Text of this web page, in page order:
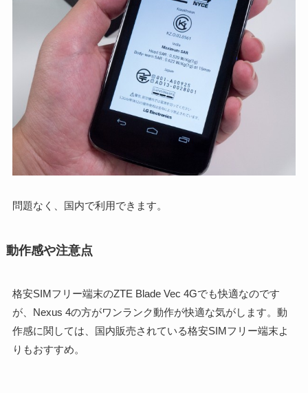
問題なく、国内で利用できます。
動作感や注意点
格安SIMフリー端末のZTE Blade Vec 4Gでも快適なのです
が、Nexus 4の方がワンランク動作が快適な気がします。動
作感に関しては、国内販売されている格安SIMフリー端末よ
りもおすすめ。